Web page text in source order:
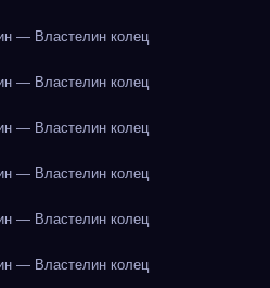
— Властелин колец
— Властелин колец
— Властелин колец
— Властелин колец
— Властелин колец
— Властелин колец